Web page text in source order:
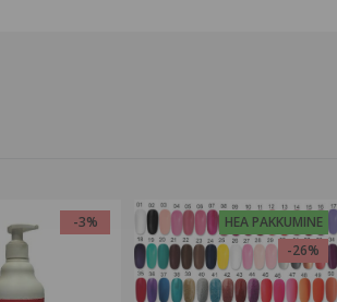
-3%
HEA PAKKUMINE
-26%